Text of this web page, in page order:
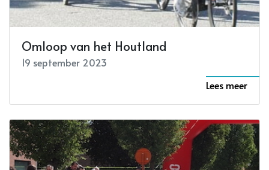
Omloop van het Houtland
19 september 2023
Lees meer